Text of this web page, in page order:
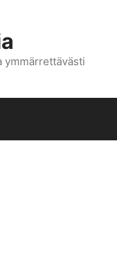
ymmärrettävästi